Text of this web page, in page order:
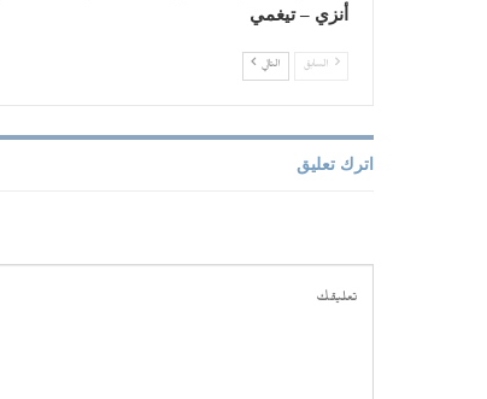
أنزي – تيغمي
السابق التالي
اترك تعليق